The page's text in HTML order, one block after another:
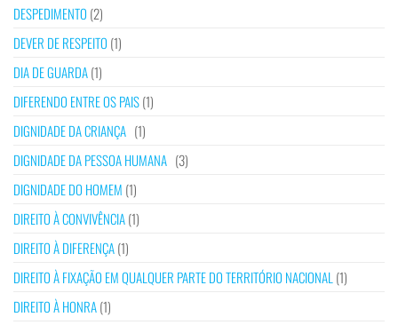
DESPEDIMENTO (2)
DEVER DE RESPEITO (1)
DIA DE GUARDA(1)
DIFERENDO ENTRE OS PAIS(1)
DIGNIDADE DA CRIANÇA (1)
DIGNIDADE DA PESSOA HUMANA (3)
DIGNIDADE DO HOMEM (1)
DIREITO À CONVIVÊNCIA(1)
DIREITO À DIFERENÇA(1)
DIREITO À FIXAÇÃO EM QUALQUER PARTE DO TERRITÓRIO NACIONAL (1)
DIREITO À HONRA(1)